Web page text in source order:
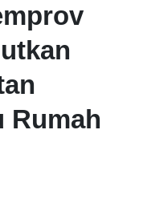
Rumah